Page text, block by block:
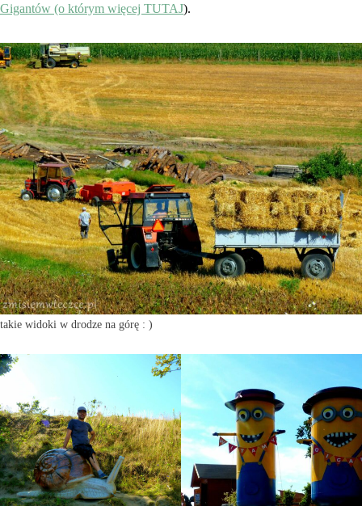
Gigantów (o którym więcej TUTAJ).
takie widoki w drodze na górę : )